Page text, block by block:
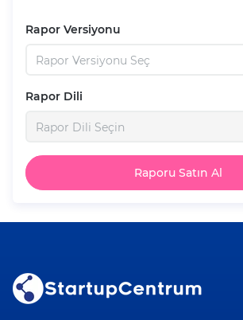
Rapor Versiyonu
Rapor Versiyonu Seç
Rapor Dili
Rapor Dili Seçin
Raporu Satın Al